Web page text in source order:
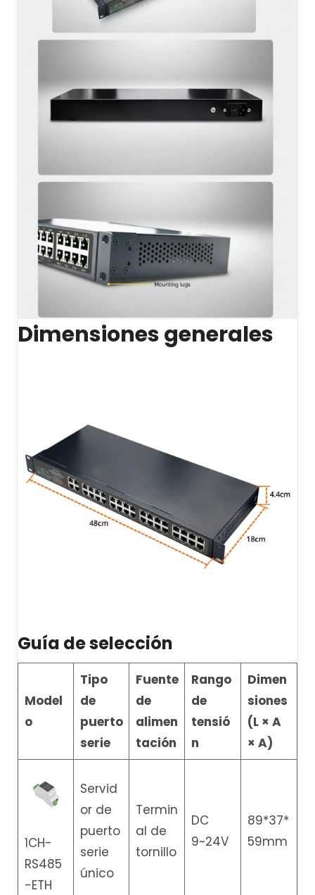
Dimensiones generales
Guía de selección
Model
o
Tipo
de
puerto
serie
Fuente
de
alimen
tación
Rango
de
tensió
n
Dimen
siones
(L × A
× A)
1CH-
RS485
-ETH
Servid
or de
puerto
serie
único
Termin
al de
tornillo
DC
9~24V
89*37*
59mm